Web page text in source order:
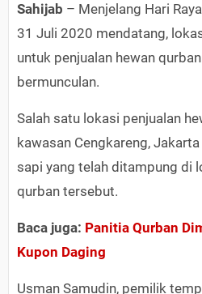
Sahijab – Menjelang Hari
31 Juli 2020 mendatang,
untuk penjualan hewan
bermunculan.
Salah satu lokasi penjualan
kawasan Cengkareng,
sapi yang telah ditampung di
qurban tersebut.
Baca juga: Panitia Qurban
Kupon Daging
Usman Samudin, pemilik